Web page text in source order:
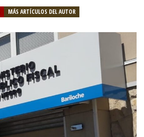
MÁS ARTÍCULOS DEL AUTOR